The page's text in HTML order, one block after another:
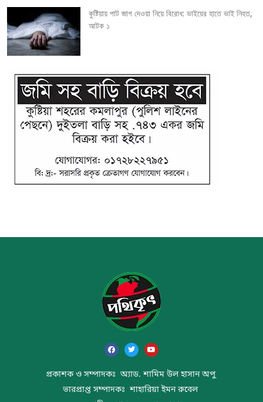
কুষ্টিয়ায় পাট জাগ দেওয়া নিয়ে বিরোধ: ভাইয়ের হাতে ভাই নিহত,
আটক ১
প্রকাশক ও সম্পাদকঃ অ্যাড. শামিম উল হাসান অপু
ভারপ্রাপ্ত সম্পাদকঃ শাহারিয়া ইমন রুবেল